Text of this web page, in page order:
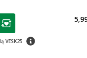
klubo
VESK25 patarimas